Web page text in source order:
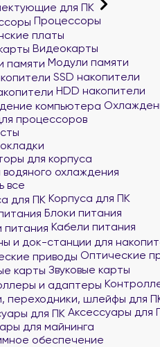
для ПК
Процессоры
платы
Видеокарты
Модули памяти
SSD накопители
HDD накопители
процессоров
для корпуса
охлаждения
все
Корпуса для ПК
Блоки питания
Кабели питания
Оптические
Звуковые карты
Аксессуары для
для майнинга
обеспечение